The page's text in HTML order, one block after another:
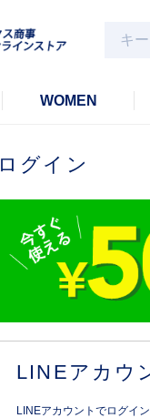
WOMEN
ログイン
LINEアカウ
LINEアカウントでログイ